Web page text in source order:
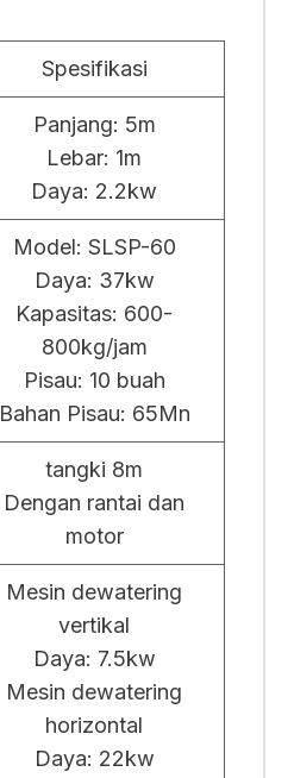
Spesifikasi
Panjang: 5m
Lebar: 1m
Daya: 2.2kw
Model: SLSP-60
Daya: 37kw
Kapasitas: 600-
800kg/jam
Pisau: 10 buah
Bahan Pisau: 65Mn
tangki 8m
Dengan rantai dan
motor
Mesin dewatering
vertikal
Daya: 7.5kw
Mesin dewatering
horizontal
Daya: 22kw